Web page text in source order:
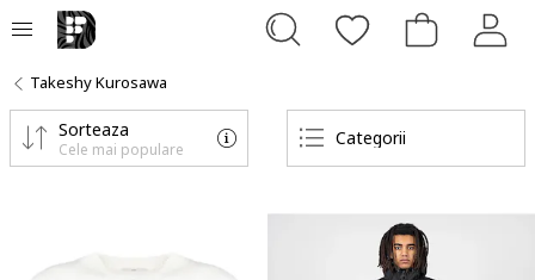
Takeshy Kurosawa
Categorii
Sorteaza
Cele mai populare